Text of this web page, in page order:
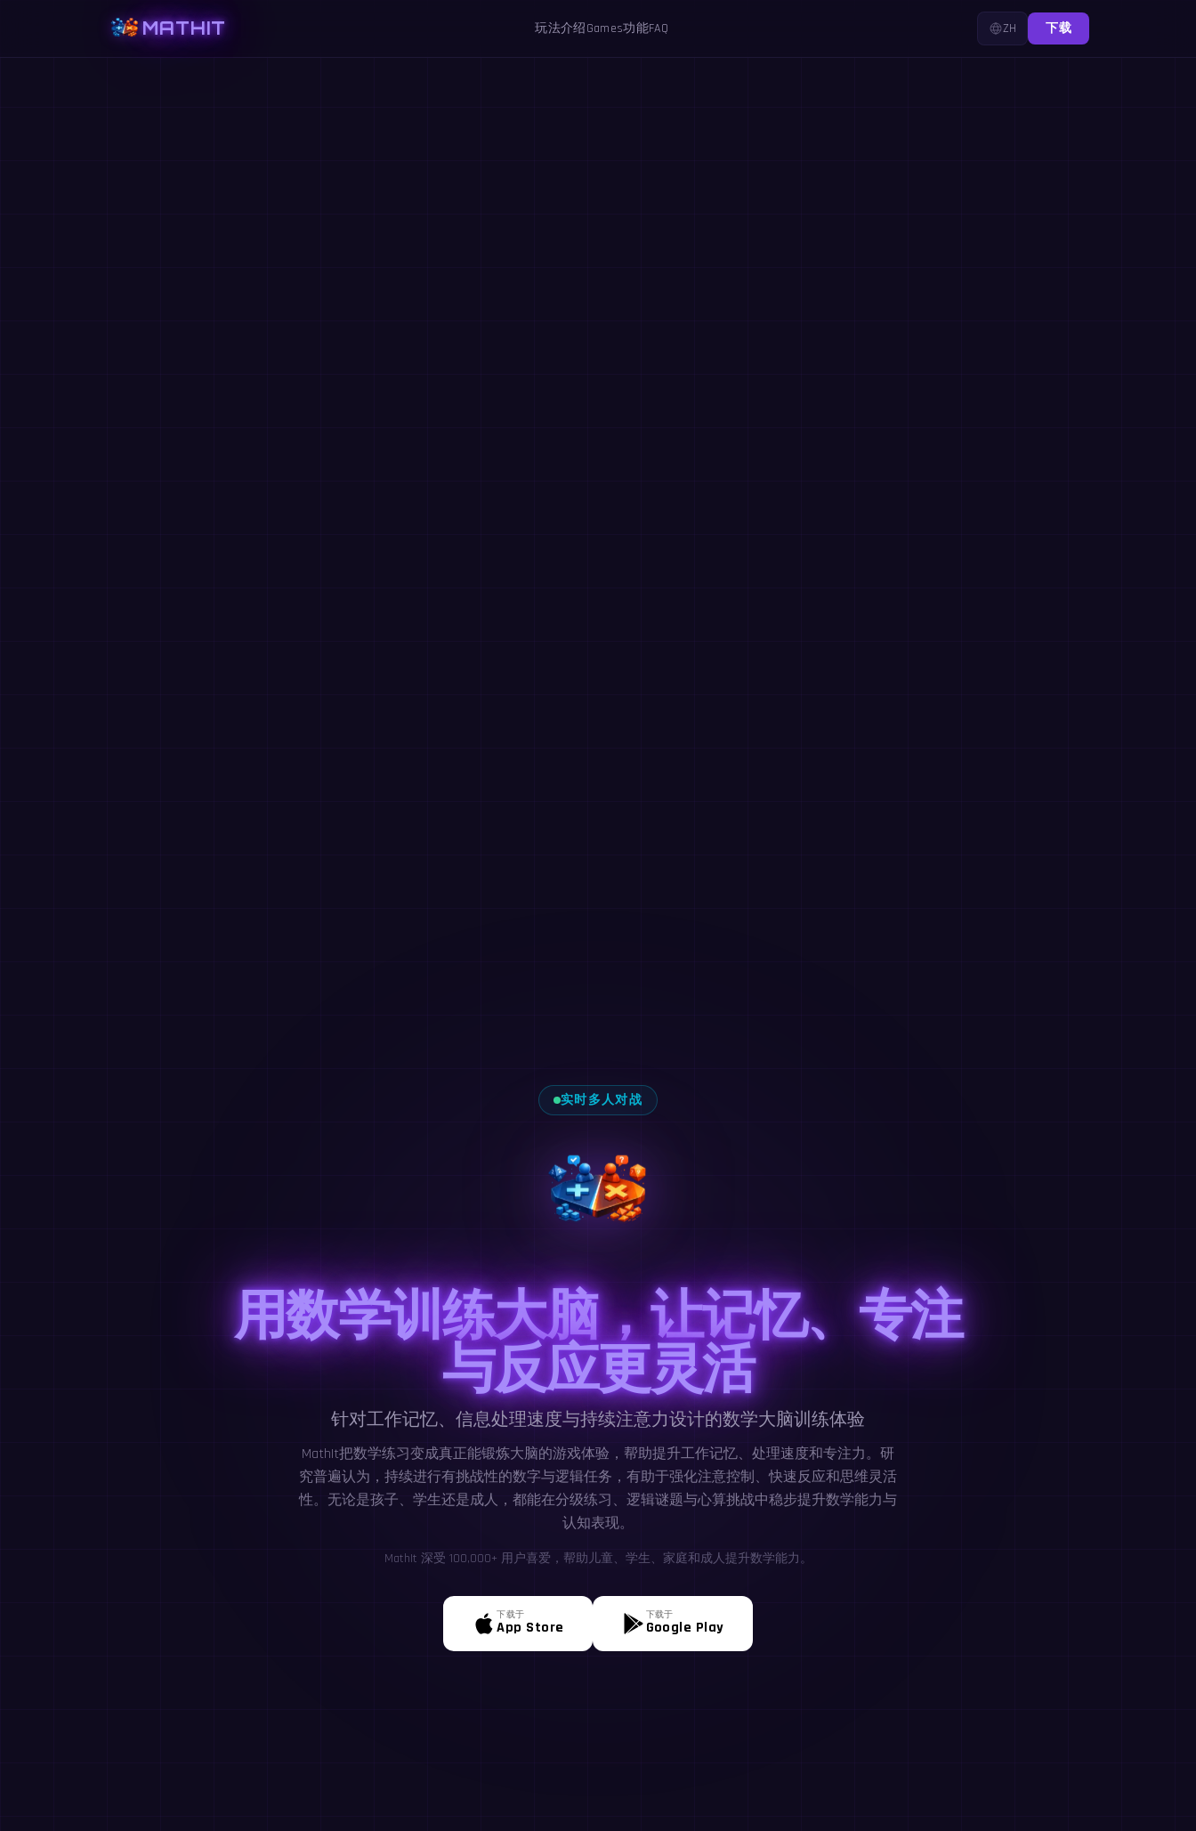
MATHIT 玩法介绍Games功能FAQ ZH 下载
实时多人对战
用数学训练大脑，让记忆、专注
与反应更灵活
针对工作记忆、信息处理速度与持续注意力设计的数学大脑训练体验
MathIt把数学练习变成真正能锻炼大脑的游戏体验，帮助提升工作记忆、处理速度和专注力。研
究普遍认为，持续进行有挑战性的数字与逻辑任务，有助于强化注意控制、快速反应和思维灵活
性。无论是孩子、学生还是成人，都能在分级练习、逻辑谜题与心算挑战中稳步提升数学能力与
认知表现。
MathIt 深受 100,000+ 用户喜爱，帮助儿童、学生、家庭和成人提升数学能力。
下载于
App Store
下载于
Google Play